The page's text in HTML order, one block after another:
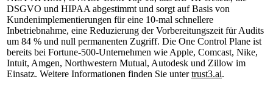
DSGVO und HIPAA abgestimmt und sorgt auf Basis von
Kundenimplementierungen für eine 10-mal schnellere
Inbetriebnahme, eine Reduzierung der Vorbereitungszeit für Audits
um 84 % und null permanenten Zugriff. Die One Control Plane ist
bereits bei Fortune-500-Unternehmen wie Apple, Comcast, Nike,
Intuit, Amgen, Northwestern Mutual, Autodesk und Zillow im
Einsatz. Weitere Informationen finden Sie untertrust3.ai.